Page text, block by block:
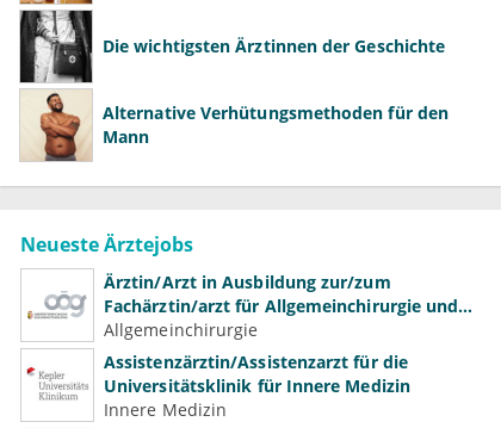
Die wichtigsten Ärztinnen der Geschichte
Alternative Verhütungsmethoden für den
Mann
Neueste Ärztejobs
Ärztin/Arzt in Ausbildung zur/zum
Fachärztin/arzt für Allgemeinchirurgie und
Gefäßchirurgie
Allgemeinchirurgie
Assistenzärztin/Assistenzarzt für die
Universitätsklinik für Innere Medizin
Innere Medizin